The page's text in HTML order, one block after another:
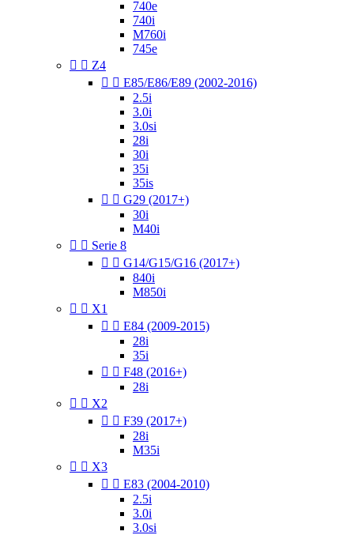
740e
740i
M760i
745e
  Z4
  E85/E86/E89 (2002-2016)
2.5i
3.0i
3.0si
28i
30i
35i
35is
  G29 (2017+)
30i
M40i
  Serie 8
  G14/G15/G16 (2017+)
840i
M850i
  X1
  E84 (2009-2015)
28i
35i
  F48 (2016+)
28i
  X2
  F39 (2017+)
28i
M35i
  X3
  E83 (2004-2010)
2.5i
3.0i
3.0si